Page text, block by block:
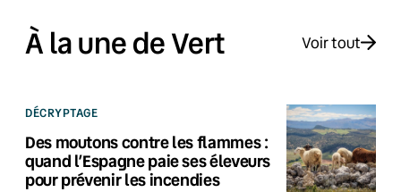
À la une de Vert Voir tout
DÉCRYPTAGE
Des moutons contre les flammes :
quand l’Espagne paie ses éleveurs
pour prévenir les incendies